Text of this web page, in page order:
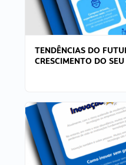
TENDÊNCIAS DO
CRESCIMENTO DO